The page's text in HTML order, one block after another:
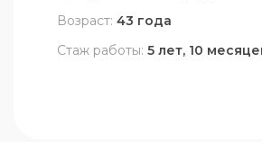
Возраст: 43 года
Стаж работы: 5 лет, 10